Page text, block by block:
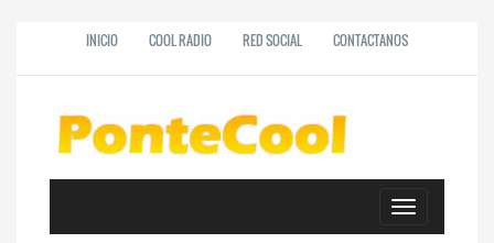
INICIO COOL RADIO RED SOCIAL CONTACTANOS
Toggle
navigation